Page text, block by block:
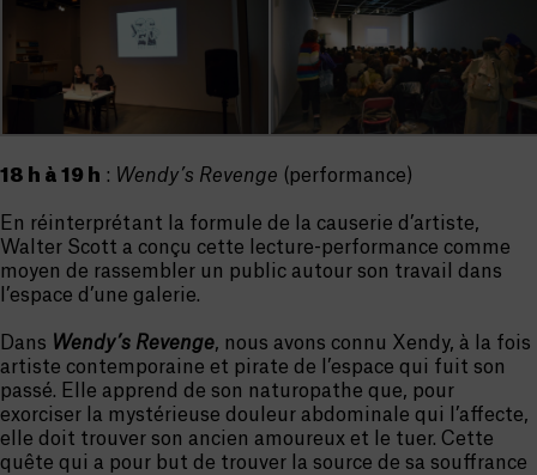
18 h à 19 h : Wendy’s Revenge (performance)
En réinterprétant la formule de la causerie d’artiste,
Walter Scott a conçu cette lecture-performance comme
moyen de rassembler un public autour son travail dans
l’espace d’une galerie.
Dans Wendy’s Revenge, nous avons connu Xendy, à la fois
artiste contemporaine et pirate de l’espace qui fuit son
passé. Elle apprend de son naturopathe que, pour
exorciser la mystérieuse douleur abdominale qui l’affecte,
elle doit trouver son ancien amoureux et le tuer. Cette
quête qui a pour but de trouver la source de sa souffrance